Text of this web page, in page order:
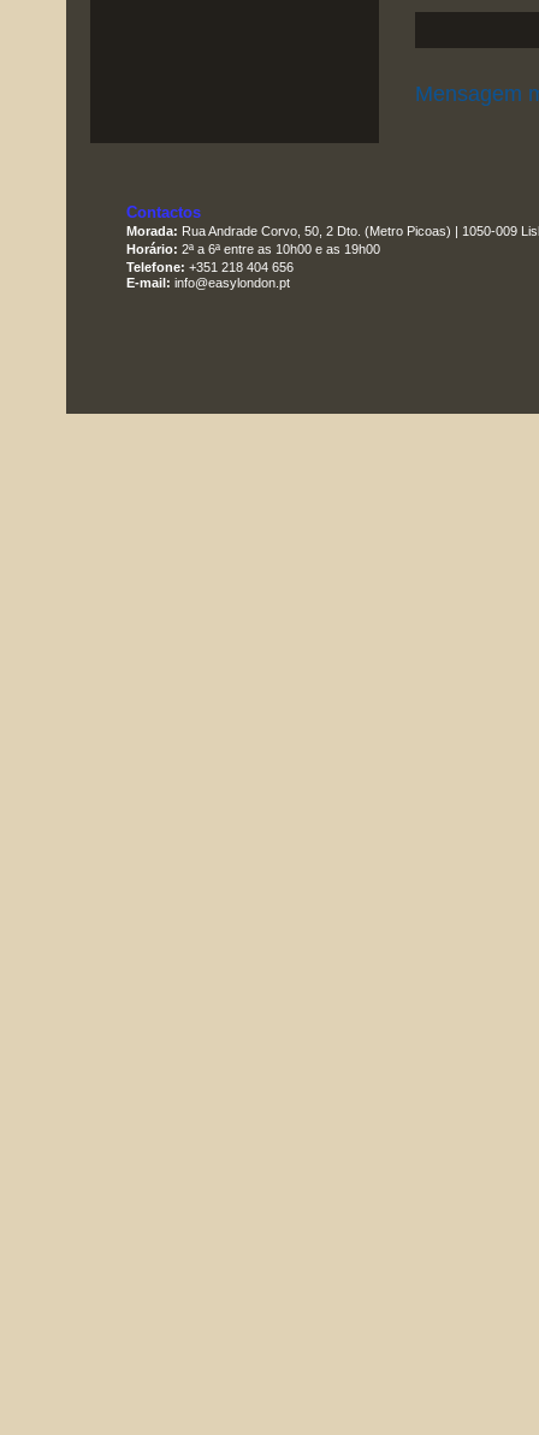
Mensagem
Contactos
Morada: Rua Andrade Corvo, 50, 2 Dto. (Metro Picoas) | 1050-009
Horário: 2ª a 6ª entre as 10h00 e as 19h00
Telefone: +351 218 404 656
E-mail: info@easylondon.pt